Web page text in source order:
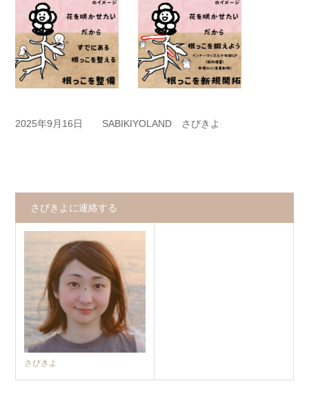
2025年9月16日 SABIKIYOLAND さびきよ
さびきよに連絡する
さびきよ